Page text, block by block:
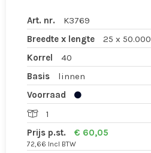
Art. nr.
K3769
Breedte x lengte
25 x 50.000
Korrel
40
Basis
linnen
Voorraad
1
Prijs p.st.
€ 60,05
72,66 Incl BTW